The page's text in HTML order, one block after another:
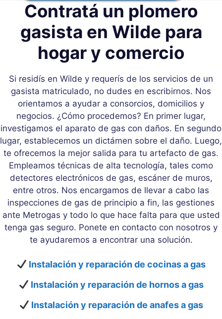
Contratá un plomero
gasista en Wilde para
hogar y comercio
Si residís en Wilde y requerís de los servicios de un
gasista matriculado, no dudes en escribirnos. Nos
orientamos a ayudar a consorcios, domicilios y
negocios. ¿Cómo procedemos? En primer lugar,
investigamos el aparato de gas con daños. En segundo
lugar, establecemos un dictámen sobre el daño. Luego,
te ofrecemos la mejor salida para tu artefacto de gas.
Empleamos técnicas de alta tecnología, tales como
detectores electrónicos de gas, escáner de muros,
entre otros. Nos encargamos de llevar a cabo las
inspecciones de gas de principio a fin, las gestiones
ante Metrogas y todo lo que hace falta para que usted
tenga gas seguro. Ponete en contacto con nosotros y
te ayudaremos a encontrar una solución.
Instalación y reparación de cocinas a gas
Instalación y reparación de hornos a gas
Instalación y reparación de anafes a gas